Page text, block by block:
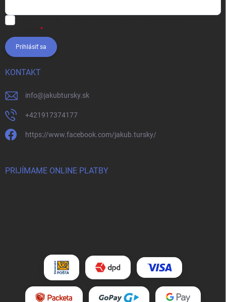
Prihlásiť sa
KONTAKT
info@jakubtursky.sk
+421917374177
https://www.facebook.com/jakub.tursky/
PRIJÍMAME ONLINE PLATBY